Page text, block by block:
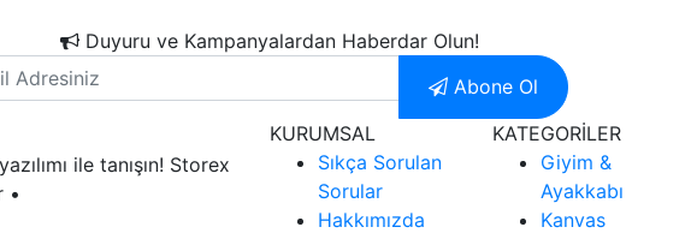
Duyuru ve Kampanyalardan Haberdar Olun!
Abone Ol
ile tanışın! Storex
•
KURUMSAL
Sıkça Sorulan
Sorular
Hakkımızda
KATEGORİLER
Giyim &
Ayakkabı
Kanvas